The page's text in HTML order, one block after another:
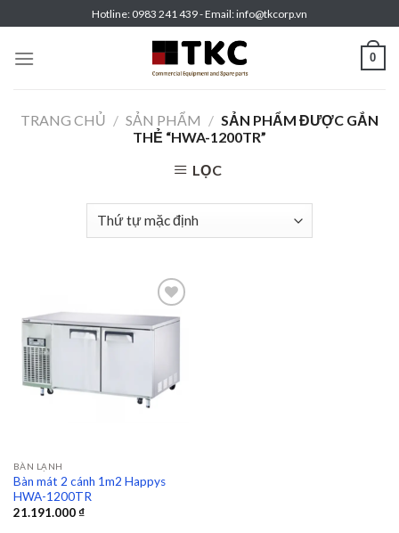
to
content
Hotline: 0983 241 439 - Email: info@tkcorp.vn
0
TRANG CHỦ / SẢN PHẨM / SẢN PHẨM ĐƯỢC GẮN
THẺ “HWA-1200TR”
LỌC
BÀN LẠNH
Bàn mát 2 cánh 1m2 Happys
HWA-1200TR
21.191.000₫